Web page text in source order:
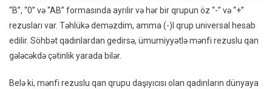
“B”, “0” və “AB” formasında ayrılır və hər bir qrupun öz “-” və “+”
rezusları var. Təhlükə deməzdim, amma (-)I qrup universal hesab
edilir. Söhbət qadınlardan gedirsə, ümumiyyətlə mənfi rezuslu qan
gələcəkdə çətinlik yarada bilər.
Belə ki, mənfi rezuslu qan qrupu daşıyıcısı olan qadınların dünyaya